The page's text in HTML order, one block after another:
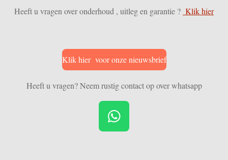
Heeft u vragen over onderhoud , uitleg en garantie ? Klik hier
Klik hier voor onze nieuwsbrief
Heeft u vragen? Neem rustig contact op over whatsapp
W
h